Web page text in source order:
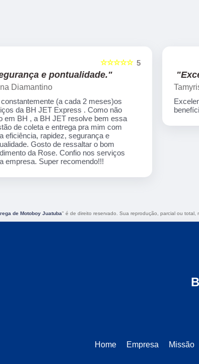
5
☆☆☆☆☆
e pontualidade."
Diamantino
(a cada 2 meses)os
da BH JET Express . Como não
BH , a BH JET resolve bem essa
de coleta e entrega pra mim com
rapidez, segurança e
Gosto de ressaltar o bom
da Rose. Confio nos serviços
Super recomendo!!!
Tamyris
de Motoboy Juatuba" é de direito reservado. Sua reprodução, parcial ou
Home Empresa Missão